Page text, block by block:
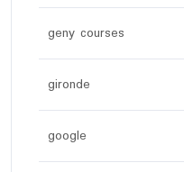
geny courses
gironde
google